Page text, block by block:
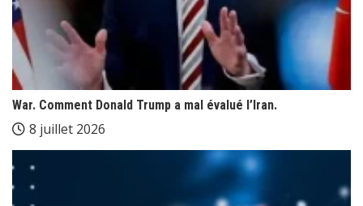
War. Comment Donald Trump a mal évalué l’Iran.
8 juillet 2026